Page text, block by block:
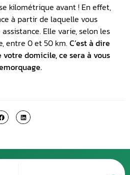
kilométrique avant ! En effet,
à partir de laquelle vous
Elle varie, selon les
entre 0 et 50 km. C’est à dire
votre domicile, ce sera à vous